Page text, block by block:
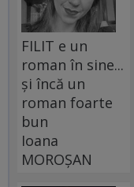
FILIT e un
roman în sine...
și încă un
roman foarte
bun
Ioana
MOROȘAN